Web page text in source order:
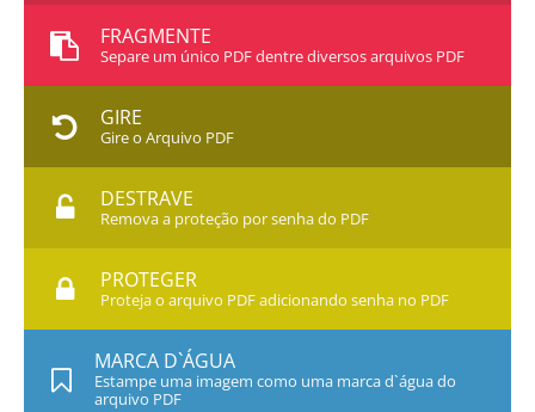
FRAGMENTE
Separe um único PDF dentre diversos arquivos PDF
GIRE
Gire o Arquivo PDF
DESTRAVE
Remova a proteção por senha do PDF
PROTEGER
Proteja o arquivo PDF adicionando senha no PDF
MARCA D`ÁGUA
Estampe uma imagem como uma marca d`água do
arquivo PDF